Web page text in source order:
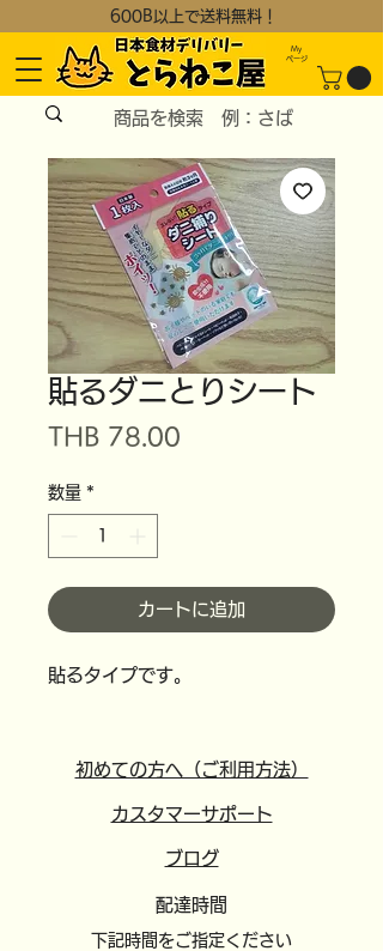
600B以上で送料無料！
My
​ページ
貼るダニとりシート
THB 78.00
数量 *
カートに追加
貼るタイプです。
初めての方へ（ご利用方法）
カスタマーサポート
​ブログ
配達時間
​下記時間をご指定ください